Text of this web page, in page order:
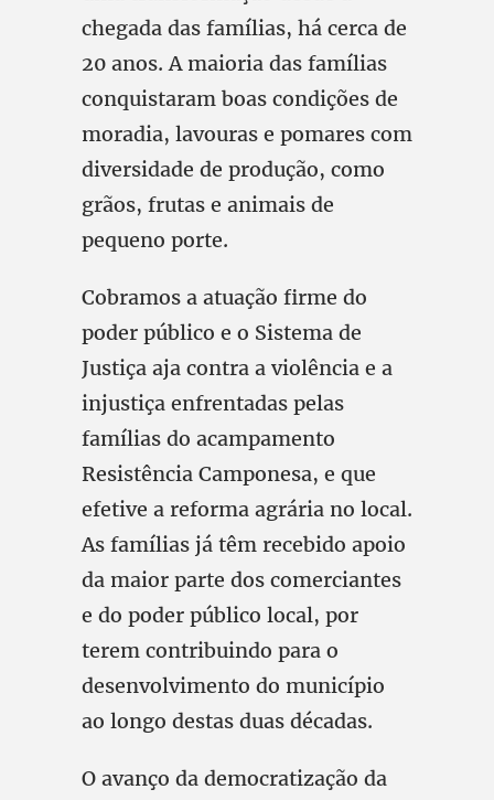
chegada das famílias, há cerca de
20 anos. A maioria das famílias
conquistaram boas condições de
moradia, lavouras e pomares com
diversidade de produção, como
grãos, frutas e animais de
pequeno porte.
Cobramos a atuação firme do
poder público e o Sistema de
Justiça aja contra a violência e a
injustiça enfrentadas pelas
famílias do acampamento
Resistência Camponesa, e que
efetive a reforma agrária no local.
As famílias já têm recebido apoio
da maior parte dos comerciantes
e do poder público local, por
terem contribuindo para o
desenvolvimento do município
ao longo destas duas décadas.
O avanço da democratização da